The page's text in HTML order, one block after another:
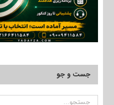
جست و جو
جستجو